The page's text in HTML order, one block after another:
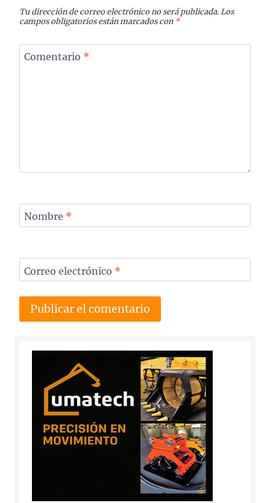
Tu dirección de correo electrónico no será publicada. Los
campos obligatorios están marcados con *
Comentario *
Nombre *
Correo electrónico *